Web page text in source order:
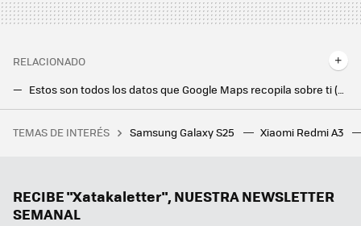
RELACIONADO
Estos son todos los datos que Google Maps recopila sobre ti (y no son pocos)
He encontrado el juego perfecto para cuando odias a tus compañeros y sueñas con reventarlos a escopetazos en un Battle Royale
TEMAS DE INTERÉS Samsung Galaxy S25 Xiaomi Redmi A3
RECIBE "Xatakaletter", NUESTRA NEWSLETTER
SEMANAL